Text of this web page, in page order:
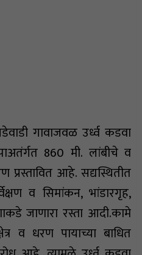
गावाजवळ उर्ध्व कडवा
860 मी. लांबीचे व
प्रस्तावित आहे. सद्यस्थितीत
व सिमांकन, भांडारगृह,
जाणारा रस्ता आदी.कामे
व धरण पायाच्या बाधित